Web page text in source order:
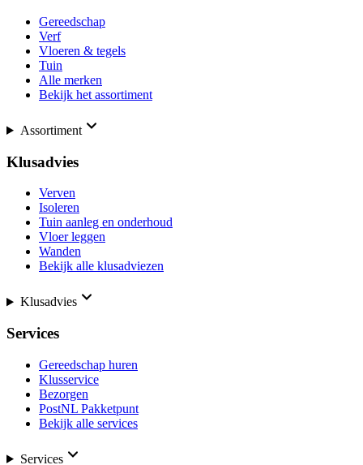
Gereedschap
Verf
Vloeren & tegels
Tuin
Alle merken
Bekijk het assortiment
Assortiment
Klusadvies
Verven
Isoleren
Tuin aanleg en onderhoud
Vloer leggen
Wanden
Bekijk alle klusadviezen
Klusadvies
Services
Gereedschap huren
Klusservice
Bezorgen
PostNL Pakketpunt
Bekijk alle services
Services